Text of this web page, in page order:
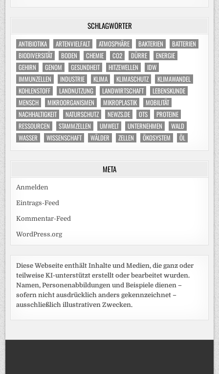
SCHLAGWÖRTER
ANTIBIOTIKA ARTENVIELFALT ATMOSPHÄRE BAKTERIEN
BATTERIEN
BIODIVERSITÄT
BODEN CHEMIE CO2 DÜRRE
ENERGIE
GEHIRN
GENOM GESUNDHEIT HITZEWELLEN
IDW
IMMUNZELLEN
INDUSTRIE KLIMA KLIMASCHUTZ
KLIMAWANDEL
KOHLENSTOFF
LANDNUTZUNG LANDWIRTSCHAFT
LEBENSKUNDE
MENSCH
MIKROORGANISMEN MIKROPLASTIK
MOBILITÄT
NACHHALTIGKEIT
NATURSCHUTZ NEWZS.DE OTS
PROTEINE
RESSOURCEN
STAMMZELLEN UMWELT UNTERNEHMEN
WALD
WASSER
WISSENSCHAFT WÄLDER ZELLEN ÖKOSYSTEM ÖL
META
Anmelden
Eintrags-Feed
Kommentar-Feed
WordPress.org
Diese Webseite enthält Inhalte und Medien, die ganz oder
teilweise KI-unterstützt erstellt oder bearbeitet wurden.
Namen, Personenabbildungen und Beispiele dienen –
sofern nicht ausdrücklich anders gekennzeichnet –
ausschließlich illustrativen Zwecken.